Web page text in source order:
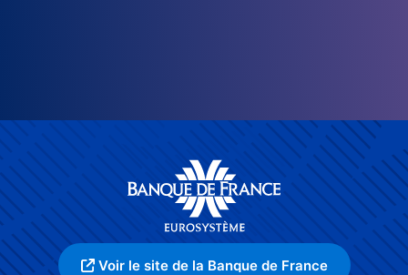
Voir le site de la Banque de France